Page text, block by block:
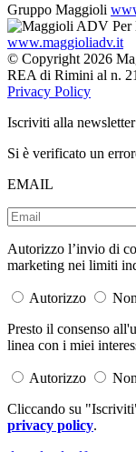
Gruppo Maggioli
Per
www.maggioliadv.it
© Copyright 2026
REA di Rimini al n.
Privacy Policy
Iscriviti alla newsletter
Si è verificato un
EMAIL
Autorizzo l’invio di
marketing nei limiti
Autorizzo
Presto il consenso
linea con i miei
Autorizzo
Cliccando su
privacy policy.